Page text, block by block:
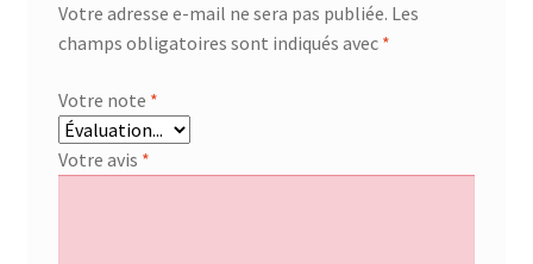
Votre adresse e-mail ne sera pas publiée. Les
champs obligatoires sont indiqués avec *
Votre note *
Votre avis *